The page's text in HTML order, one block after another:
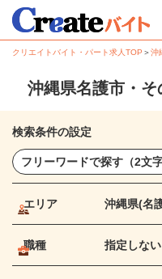
クリエイトバイト・パート求人TOP ＞沖
沖縄県名護市・
検索条件の設定
エリア 沖縄県(名
職種 指定しない